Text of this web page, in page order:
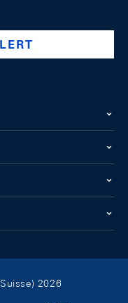
swiss-national-
@swissnationalbank
2026